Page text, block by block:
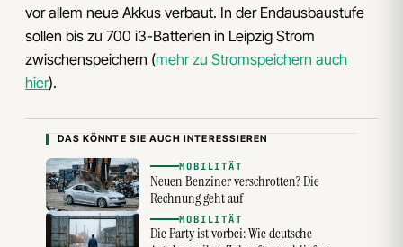
vor allem neue Akkus verbaut. In der Endausbaustufe
sollen bis zu 700 i3-Batterien in Leipzig Strom
zwischenspeichern (mehr zu Stromspeichern auch
hier).
DAS KÖNNTE SIE AUCH INTERESSIEREN
MOBILITÄT
Neuen Benziner verschrotten? Die
Rechnung geht auf
MOBILITÄT
Die Party ist vorbei: Wie deutsche